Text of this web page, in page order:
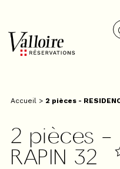
Accueil > 2 pièces -
2 pièces -
RAPIN 32